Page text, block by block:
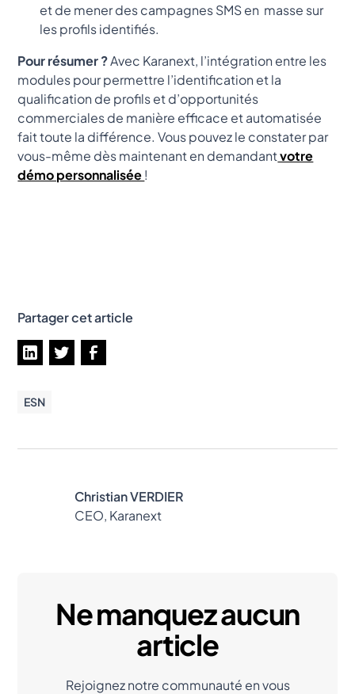
et de mener des campagnes SMS en masse sur
les profils identifiés.
Pour résumer ?Avec Karanext, l’intégration entre les
modules pour permettre l’identification et la
qualification de profils et d’opportunités
commerciales de manière efficace et automatisée
fait toute la différence. Vous pouvez le constater par
vous-même dès maintenant en demandantvotre
démo personnalisée!
Partager cet article
ESN
Christian VERDIER
CEO, Karanext
Ne manquez aucun
article
Rejoignez notre communauté en vous